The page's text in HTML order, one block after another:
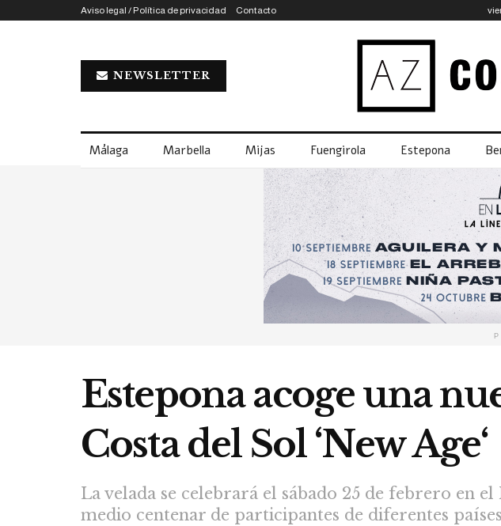
Aviso legal / Política de privacidad Contacto
NEWSLETTER
Málaga Marbella Mijas Fuengirola Estepona
Estepona acoge una
Costa del Sol ‘New Age‘
La velada se celebrará el sábado 25 de febrero en
medio centenar de participantes de diferentes